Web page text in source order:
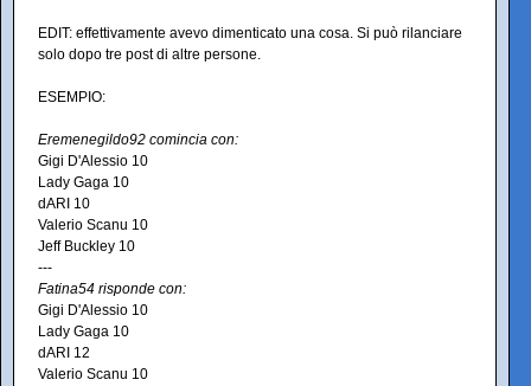
EDIT: effettivamente avevo dimenticato una cosa. Si può rilanciare
solo dopo tre post di altre persone.
ESEMPIO:
Eremenegildo92 comincia con:
Gigi D'Alessio 10
Lady Gaga 10
dARI 10
Valerio Scanu 10
Jeff Buckley 10
---
Fatina54 risponde con:
Gigi D'Alessio 10
Lady Gaga 10
dARI 12
Valerio Scanu 10